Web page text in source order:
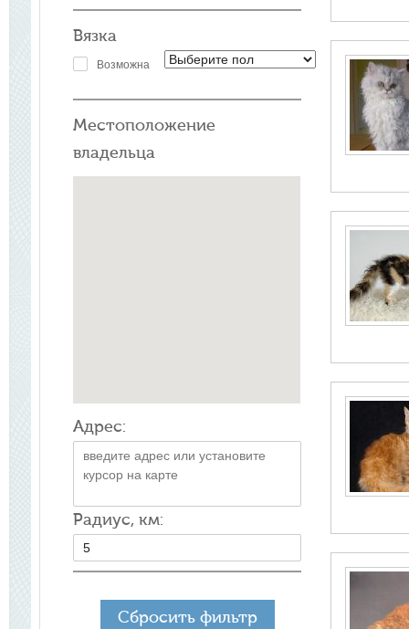
Вязка
Возможна
Местоположение
владельца
Адрес:
Радиус, км:
Сбросить фильтр